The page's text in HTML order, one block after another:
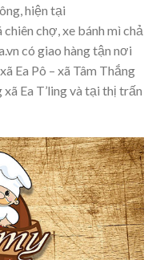
hiện tại
chợ, xe bánh mì chả
có giao hàng tận nơi
Ea Pô – xã Tâm Thắng
Ea T’ling và tại thị trấn